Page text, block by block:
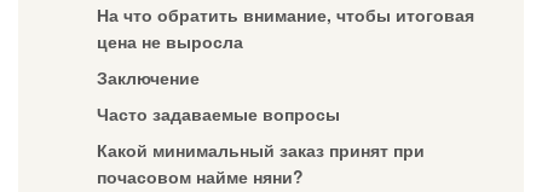
На что обратить внимание, чтобы итоговая
цена не выросла
Заключение
Часто задаваемые вопросы
Какой минимальный заказ принят при
почасовом найме няни?